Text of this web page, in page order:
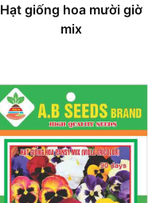
Hạt giống hoa mười giờ
mix